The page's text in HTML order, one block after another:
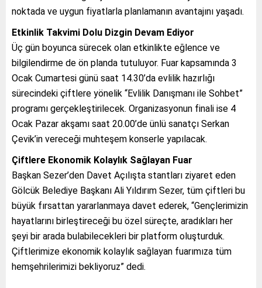
noktada ve uygun fiyatlarla planlamanın avantajını yaşadı.
Etkinlik Takvimi Dolu Dizgin Devam Ediyor
Üç gün boyunca sürecek olan etkinlikte eğlence ve
bilgilendirme de ön planda tutuluyor. Fuar kapsamında 3
Ocak Cumartesi günü saat 14.30’da evlilik hazırlığı
sürecindeki çiftlere yönelik “Evlilik Danışmanı ile Sohbet”
programı gerçekleştirilecek. Organizasyonun finali ise 4
Ocak Pazar akşamı saat 20.00’de ünlü sanatçı Serkan
Çevik’in vereceği muhteşem konserle yapılacak.
Çiftlere Ekonomik Kolaylık Sağlayan Fuar
Başkan Sezer’den Davet Açılışta stantları ziyaret eden
Gölcük Belediye Başkanı Ali Yıldırım Sezer, tüm çiftleri bu
büyük fırsattan yararlanmaya davet ederek, “Gençlerimizin
hayatlarını birleştireceği bu özel süreçte, aradıkları her
şeyi bir arada bulabilecekleri bir platform oluşturduk.
Çiftlerimize ekonomik kolaylık sağlayan fuarımıza tüm
hemşehrilerimizi bekliyoruz” dedi.